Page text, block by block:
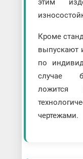
этим
Кроме
выпускают
по
случае
ложится
чертежами.